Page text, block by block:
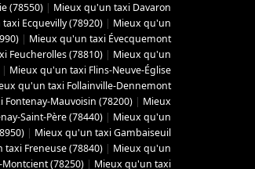
(78550) | Mieux qu'un taxi Davaron
Ecquevilly (78920) | Mieux qu'un
| Mieux qu'un taxi Évecquemont
Feucherolles (78810) | Mieux qu'un
| Mieux qu'un taxi Flins-Neuve-Église
qu'un taxi Follainville-Dennemont
Mauvoisin (78200) | Mieux
Saint-Père (78440) | Mieux qu'un
| Mieux qu'un taxi Gambaiseuil
Freneuse (78840) | Mieux qu'un
(78250) | Mieux qu'un taxi